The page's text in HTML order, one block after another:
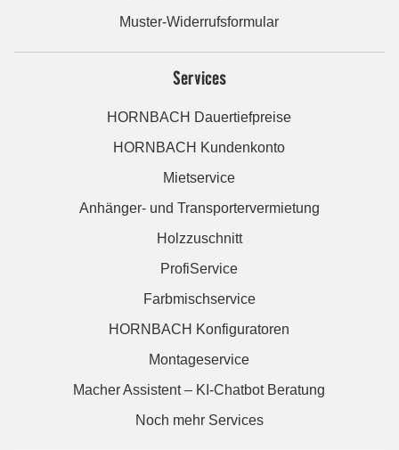
Muster-Widerrufsformular
Services
HORNBACH Dauertiefpreise
HORNBACH Kundenkonto
Mietservice
Anhänger- und Transportervermietung
Holzzuschnitt
ProfiService
Farbmischservice
HORNBACH Konfiguratoren
Montageservice
Macher Assistent – KI-Chatbot Beratung
Noch mehr Services